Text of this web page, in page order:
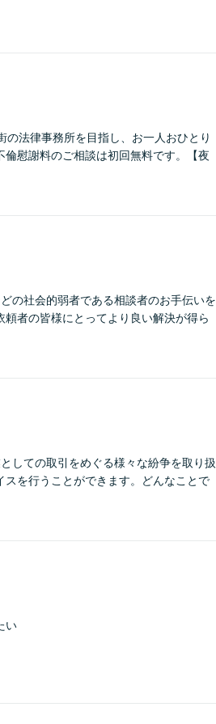
の法律事務所を目指し、お一人おひとり
慰謝料のご相談は初回無料です。【夜
の社会的弱者である相談者のお手伝いを
者の皆様にとってより良い解決が得ら
しての取引をめぐる様々な紛争を取り扱
を行うことができます。どんなことで
い